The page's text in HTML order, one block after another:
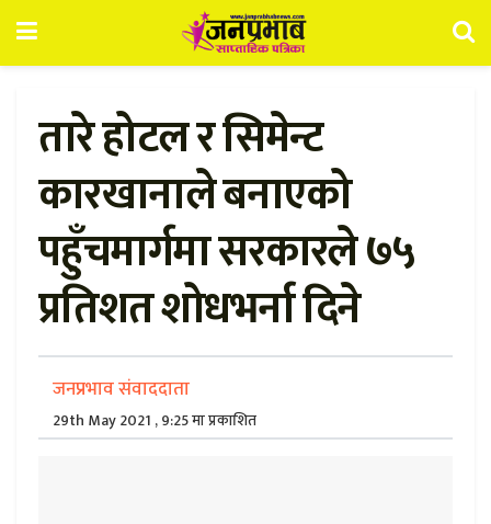
तारे होटल र सिमेन्ट
कारखानाले बनाएको
पहुँचमार्गमा सरकारले ७५
प्रतिशत शोधभर्ना दिने
जनप्रभाव संवाददाता
29th May 2021 , 9:25 मा प्रकाशित